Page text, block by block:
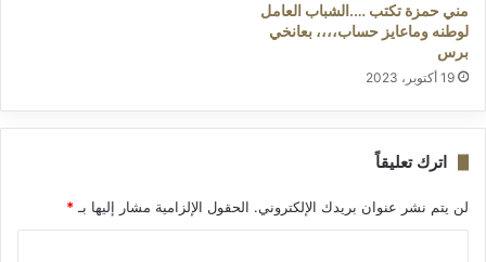
مني حمزة تكتب ….الشباب العامل
لوطنه وماعايز حساب،،،، بعانخي
برس
19 أكتوبر، 2023
اترك تعليقاً
لن يتم نشر عنوان بريدك الإلكتروني. الحقول الإلزامية مشار إليها بـ *